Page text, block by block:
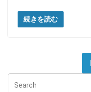
続きを読む